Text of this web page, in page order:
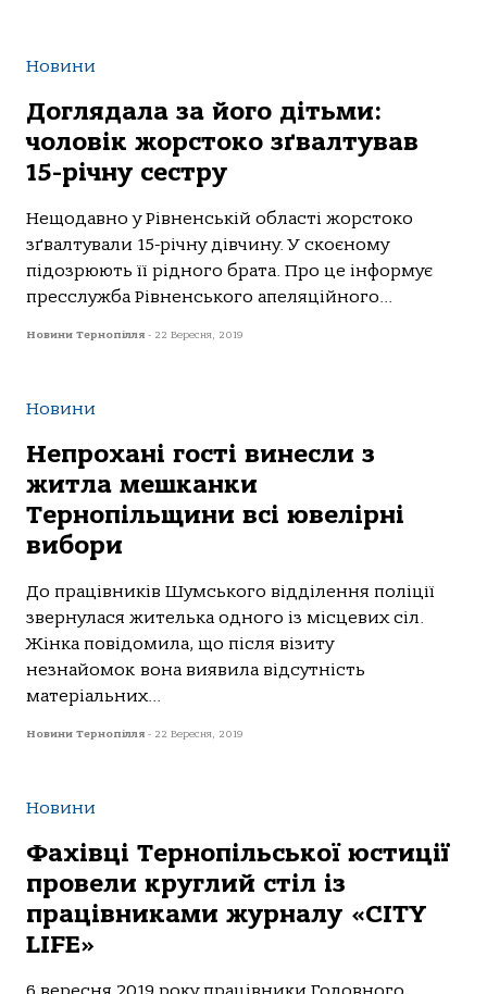
Новини
Доглядала за його дітьми:
чоловік жорстоко зґвалтував
15-річну сестру
Нещодавно у Рівненській області жорстоко
зґвалтували 15-річну дівчину. У скоєному
підозрюють її рідного брата. Про це інформує
пресслужба Рівненського апеляційного...
Новини Тернопілля - 22 Вересня, 2019
Новини
Непрохані гості винесли з
житла мешканки
Тернопільщини всі ювелірні
вибори
До працівників Шумського відділення поліції
звернулася жителька одного із місцевих сіл.
Жінка повідомила, що після візиту
незнайомок вона виявила відсутність
матеріальних...
Новини Тернопілля - 22 Вересня, 2019
Новини
Фахівці Тернопільської юстиції
провели круглий стіл із
працівниками журналу «CITY
LIFE»